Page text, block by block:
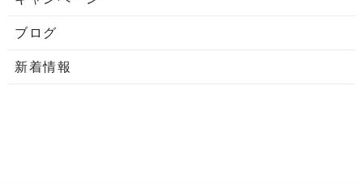
ブログ
新着情報